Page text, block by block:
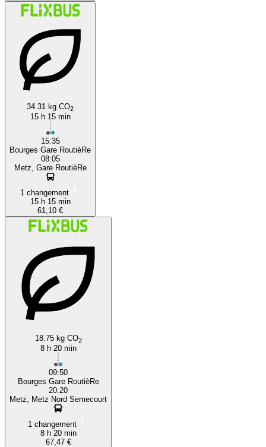
34.31 kg CO2
15 h 15 min
15:35
Bourges Gare RoutièRe
08:05
Metz, Gare RoutièRe
1 changement
15 h 15 min
61,10 €
18.75 kg CO2
8 h 20 min
09:50
Bourges Gare RoutièRe
20:20
Metz, Metz Nord Semecourt
1 changement
8 h 20 min
67,47 €